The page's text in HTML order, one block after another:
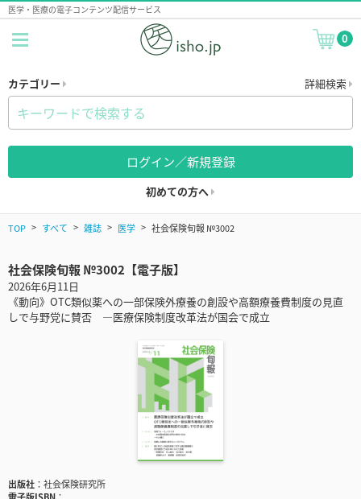
医学・医療の電子コンテンツ配信サービス
0
カテゴリー 詳細検索
ログイン／新規登録
初めての方へ
TOP すべて 雑誌 医学 社会保険旬報 №3002
社会保険旬報 №3002【電子版】
2026年6月11日
《動向》OTC類似薬への一部保険外療養の創設や高額療養費制度の見直
しで与野党に賛否 ―医療保険制度改革法が国会で成立
出版社
社会保険研究所